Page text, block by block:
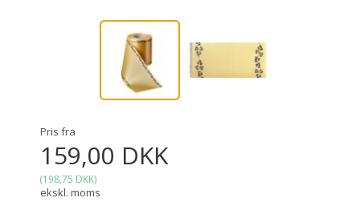
Pris fra
159,00 DKK
(198,75 DKK)
ekskl. moms